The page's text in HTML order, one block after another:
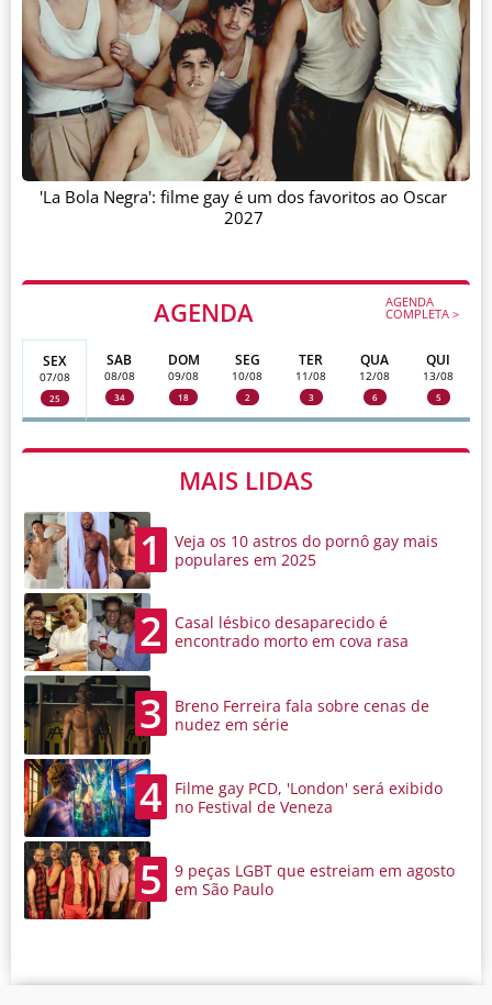
AGENDA AGENDA
COMPLETA >
SEX
07/08
25
SAB
08/08
34
DOM
09/08
18
SEG
10/08
2
TER
11/08
3
QUA
12/08
6
QUI
13/08
5
MAIS LIDAS
1
Veja os 10 astros do pornô gay mais
populares em 2025
2
Casal lésbico desaparecido é
encontrado morto em cova rasa
3
Breno Ferreira fala sobre cenas de
nudez em série
4
Filme gay PCD, 'London' será exibido
no Festival de Veneza
5
9 peças LGBT que estreiam em agosto
em São Paulo
'La Bola Negra': filme gay é um dos favoritos ao Oscar
2027